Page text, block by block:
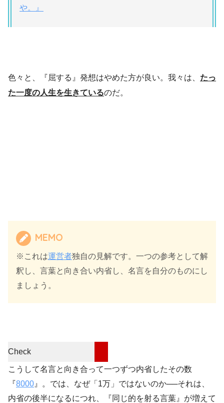
や。』
色々と、『屈する』発想はやめた方が良い。我々は、 たっ
た一度の人生を生きているのだ。
MEMO
※これは運営者独自の見解です。一つの参考として解
釈し、言葉と向き合い内省し、名言を自分のものにし
ましょう。
Check
こうして名言と向き合って一つずつ内省したその数
『8000 』。では、なぜ「1万」ではないのか──それは、
内省の後半になるにつれ、『同じ的を射る言葉』が増えて